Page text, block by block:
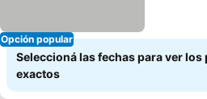
Opción popular
Seleccioná las fechas para ver los
exactos